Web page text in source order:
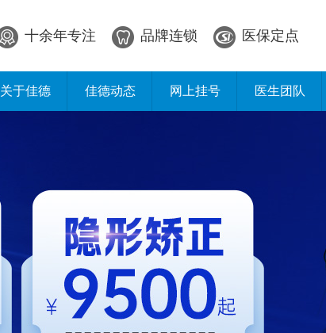
十余年专注 品牌连锁 医保定点
关于佳德 佳德动态 网上挂号 医生团队